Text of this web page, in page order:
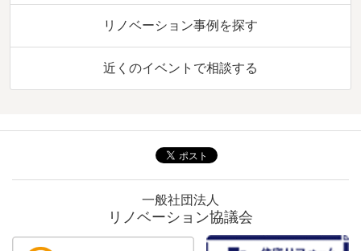
リノベーション事例を探す
近くのイベントで相談する
一般社団法人
リノベーション協議会